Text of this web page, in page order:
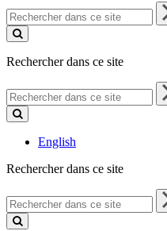
Rechercher
dans
ce
Rechercher dans ce site
Rechercher
dans
ce
English
Rechercher dans ce site
Rechercher
dans
ce